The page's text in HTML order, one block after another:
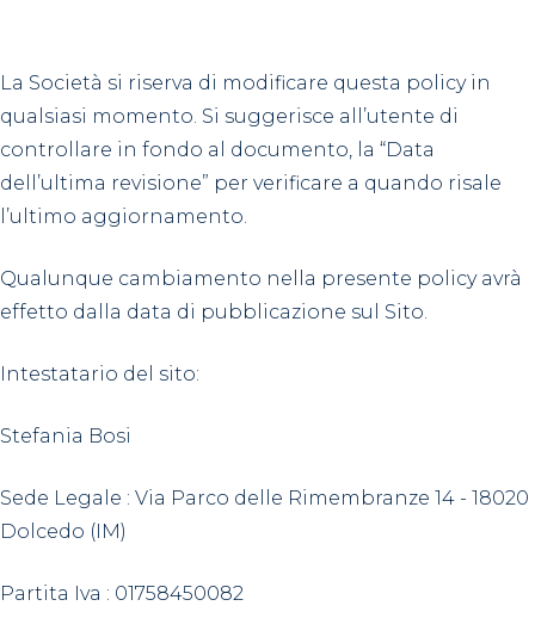
La Società si riserva di modificare questa policy in
qualsiasi momento. Si suggerisce all’utente di
controllare in fondo al documento, la “Data
dell’ultima revisione” per verificare a quando risale
l’ultimo aggiornamento.
Qualunque cambiamento nella presente policy avrà
effetto dalla data di pubblicazione sul Sito.
Intestatario del sito:
Stefania Bosi
Sede Legale : Via Parco delle Rimembranze 14 - 18020
Dolcedo (IM)
Partita Iva : 01758450082